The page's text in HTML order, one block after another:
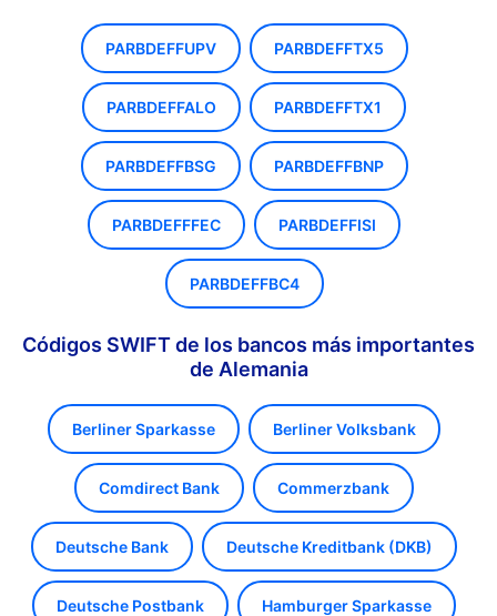
PARBDEFFUPV PARBDEFFTX5
PARBDEFFALO PARBDEFFTX1
PARBDEFFBSG PARBDEFFBNP
PARBDEFFFEC PARBDEFFISI
PARBDEFFBC4
Códigos SWIFT de los bancos más importantes
de Alemania
Berliner Sparkasse Berliner Volksbank
Comdirect Bank Commerzbank
Deutsche Bank Deutsche Kreditbank (DKB)
Deutsche Postbank Hamburger Sparkasse